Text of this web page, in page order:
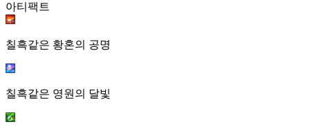
아티팩트
칠흑같은 황혼의 공명
칠흑같은 영원의 달빛